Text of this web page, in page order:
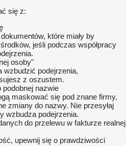
się z:
które miały by
jeśli podczas współpracy
osoby"
wzbudzić podejrzenia,
z oszustem.
podobnej nazwie
maskować się pod znane firmy,
zmiany do nazwy. Nie przesyłaj
wzbudza podejrzenia.
do przelewu w fakturze realnej
upewnij się o prawdziwości